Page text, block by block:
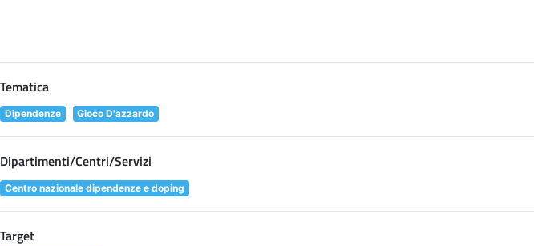
Tematica
Dipendenze Gioco D'azzardo
Dipartimenti/Centri/Servizi
Centro nazionale dipendenze e doping
Target